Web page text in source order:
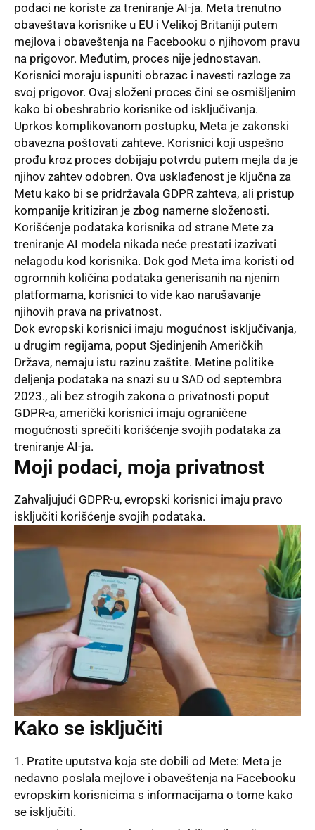
podaci ne koriste za treniranje AI-ja. Meta trenutno
obaveštava korisnike u EU i Velikoj Britaniji putem
mejlova i obaveštenja na Facebooku o njihovom pravu
na prigovor. Međutim, proces nije jednostavan.
Korisnici moraju ispuniti obrazac i navesti razloge za
svoj prigovor. Ovaj složeni proces čini se osmišljenim
kako bi obeshrabrio korisnike od isključivanja.
Uprkos komplikovanom postupku, Meta je zakonski
obavezna poštovati zahteve. Korisnici koji uspešno
prođu kroz proces dobijaju potvrdu putem mejla da je
njihov zahtev odobren. Ova usklađenost je ključna za
Metu kako bi se pridržavala GDPR zahteva, ali pristup
kompanije kritiziran je zbog namerne složenosti.
Korišćenje podataka korisnika od strane Mete za
treniranje AI modela nikada neće prestati izazivati
nelagodu kod korisnika. Dok god Meta ima koristi od
ogromnih količina podataka generisanih na njenim
platformama, korisnici to vide kao narušavanje
njihovih prava na privatnost.
Dok evropski korisnici imaju mogućnost isključivanja,
u drugim regijama, poput Sjedinjenih Američkih
Država, nemaju istu razinu zaštite. Metine politike
deljenja podataka na snazi su u SAD od septembra
2023., ali bez strogih zakona o privatnosti poput
GDPR-a, američki korisnici imaju ograničene
mogućnosti sprečiti korišćenje svojih podataka za
treniranje AI-ja.
Moji podaci, moja privatnost
Zahvaljujući GDPR-u, evropski korisnici imaju pravo
isključiti korišćenje svojih podataka.
Kako se isključiti
Pratite uputstva koja ste dobili od Mete: Meta je
nedavno poslala mejlove i obaveštenja na Facebooku
evropskim korisnicima s informacijama o tome kako
se isključiti.